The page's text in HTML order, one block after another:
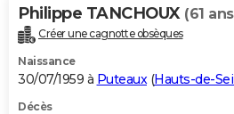
Philippe TANCHOUX (61
Créer une cagnotte obsèques
Naissance
30/07/1959 à Puteaux(Hauts-de-
Décès